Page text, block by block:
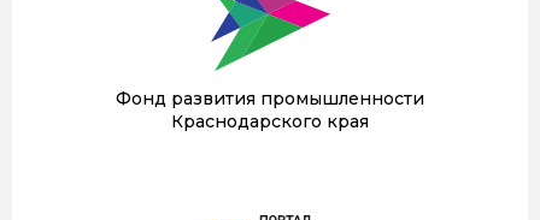
Фонд развития промышленности
Краснодарского края